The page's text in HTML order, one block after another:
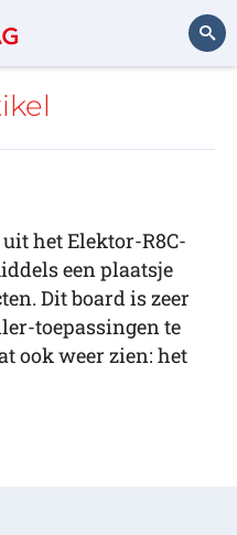
het Elektor-R8C-
een plaatsje
Dit board is zeer
toepassingen te
ook weer zien: het